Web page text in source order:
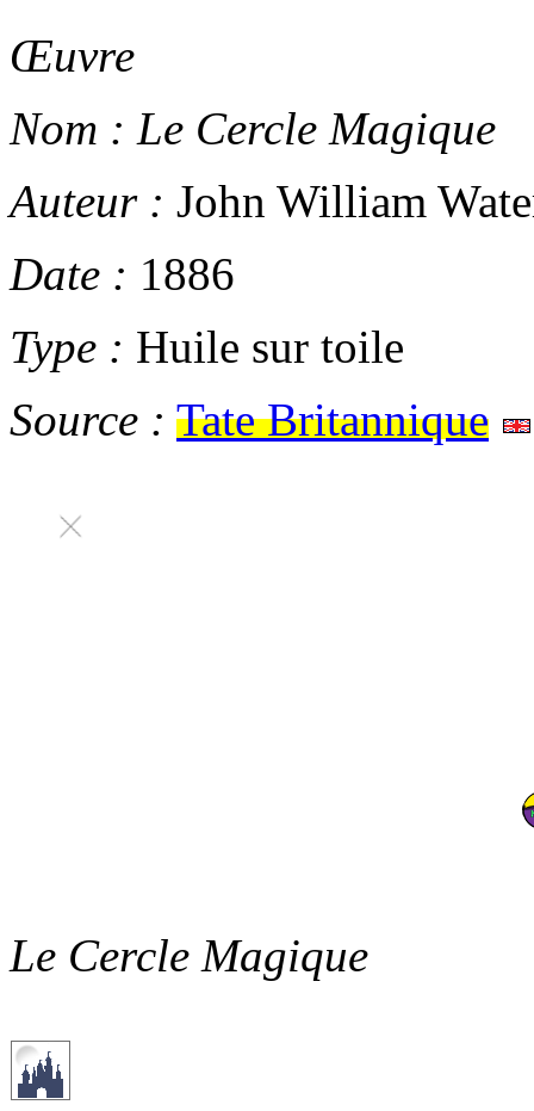
Œuvre
Nom : Le Cercle Magique
Auteur : John William
Date : 1886
Type : Huile sur toile
Source : Tate Britannique
Le Cercle Magique